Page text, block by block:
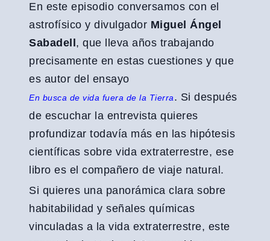
En este episodio conversamos con el
astrofísico y divulgador Miguel Ángel
Sabadell , que lleva años trabajando
precisamente en estas cuestiones y que
es autor del ensayo
En busca de vida fuera de la Tierra. Si después
de escuchar la entrevista quieres
profundizar todavía más en las hipótesis
científicas sobre vida extraterrestre, ese
libro es el compañero de viaje natural.
Si quieres una panorámica clara sobre
habitabilidad y señales químicas
vinculadas a la vida extraterrestre, este